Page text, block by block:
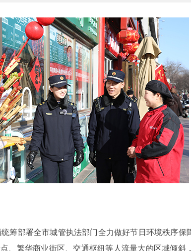
部署全市城管执法部门全力做好节日环境秩序保
、繁华商业街区、交通枢纽等人流量大的区域倾斜